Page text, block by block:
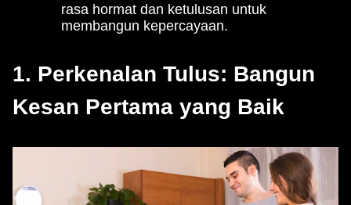
rasa hormat dan ketulusan untuk
membangun kepercayaan.
1. Perkenalan Tulus: Bangun
Kesan Pertama yang Baik